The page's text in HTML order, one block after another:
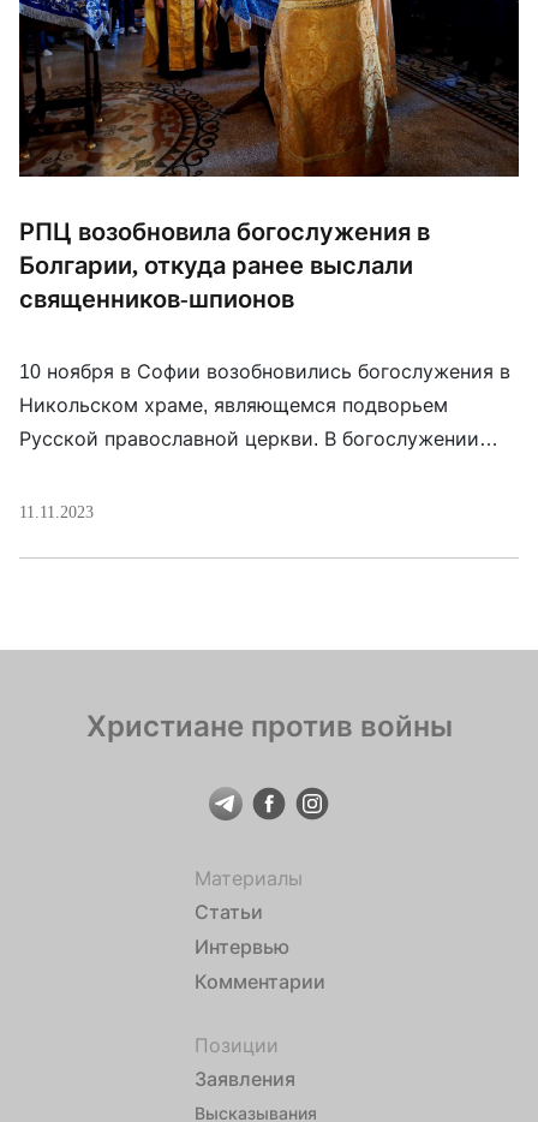
РПЦ возобновила богослужения в
Болгарии, откуда ранее выслали
священников-шпионов
10 ноября в Софии возобновились богослужения в
Никольском храме, являющемся подворьем
Русской православной церкви. В богослужении
Митрофанова и сотрудники посольства, новый
11.11.2023
Христиане против войны
Материалы
Статьи
Интервью
Комментарии
Позиции
Заявления
Высказывания